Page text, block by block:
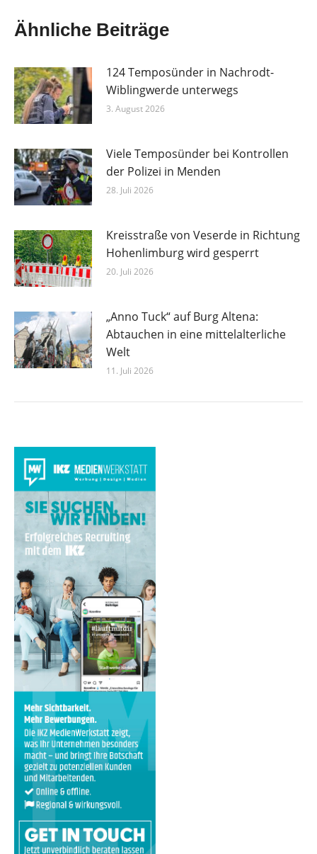
Ähnliche Beiträge
124 Temposünder in Nachrodt-
Wiblingwerde unterwegs
3. August 2026
Viele Temposünder bei Kontrollen
der Polizei in Menden
28. Juli 2026
Kreisstraße von Veserde in Richtung
Hohenlimburg wird gesperrt
20. Juli 2026
„Anno Tuck“ auf Burg Altena:
Abtauchen in eine mittelalterliche
Welt
11. Juli 2026